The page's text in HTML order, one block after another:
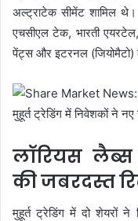
अल्ट्राटेक सीमेंट शामिल
एचसीएल टेक, भारती
पेंट्स और इटरनल (जियोमैटो)
लॉरियस
की जबरदस्त
मुहूर्त ट्रेडिंग में दो शेयरों ने